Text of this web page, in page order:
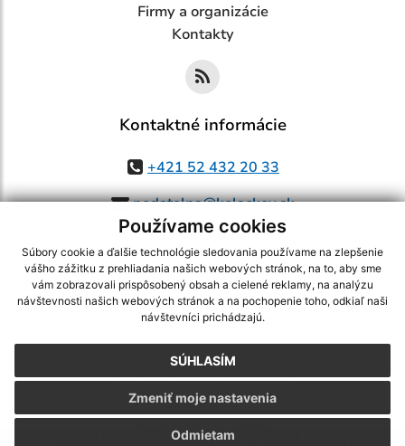
Používame cookies
Súbory cookie a ďalšie technológie sledovania používame na zlepšenie
vášho zážitku z prehliadania našich webových stránok, na to, aby sme
vám zobrazovali prispôsobený obsah a cielené reklamy, na analýzu
návštevnosti našich webových stránok a na pochopenie toho, odkiaľ naši
návštevníci prichádzajú.
SÚHLASÍM
Odmietam
Zmeniť moje nastavenia
Firmy a organizácie
Kontakty
Kontaktné informácie
+421 52 432 20 33
podatelna@kolackov.sk
využite možnosť získavania aktuálnych informácií s využitím RSS
CMS systém (redakčný) systém ECHELON 2,Mapa stránok,web portál
webex.digital, s.r.o.,domény,registrácia domény
Posledná aktualizácia:05.08.2026
Vytlačiť stránku|Vyhlásenie o prístupnosti